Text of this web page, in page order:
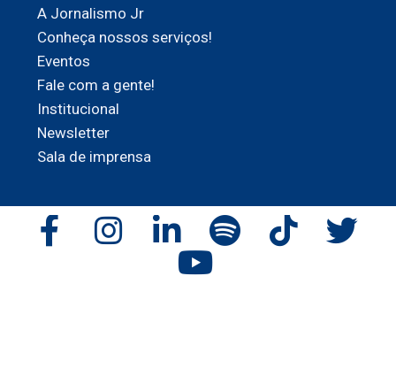
A Jornalismo Jr
Conheça nossos serviços!
Eventos
Fale com a gente!
Institucional
Newsletter
Sala de imprensa